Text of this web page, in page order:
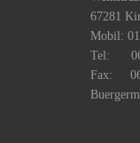
67281
Mobil:
Tel:
Fax: